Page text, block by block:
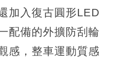
加入復古圓形LED
配備的外擴防刮輪
感，整車運動質感